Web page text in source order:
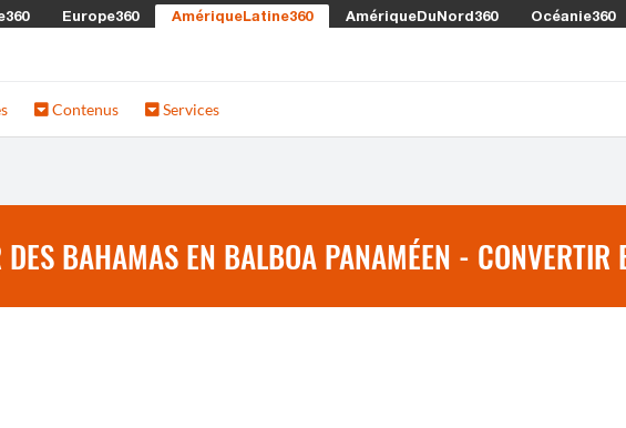
Europe360 AmériqueLatine360 AmériqueDuNord360 Océanie360
Contenus Services
DES BAHAMAS EN BALBOA PANAMÉEN -